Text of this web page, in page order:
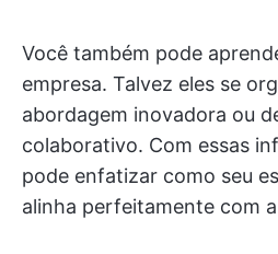
Você também pode
empresa. Talvez eles se
abordagem inovadora ou
colaborativo. Com essas
pode enfatizar como seu
alinha perfeitamente com